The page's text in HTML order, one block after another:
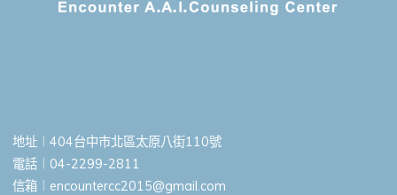
地址︱404台中市北區太原八街110號
電話︱04-2299-2811
信箱︱ encountercc2015@gmail.com